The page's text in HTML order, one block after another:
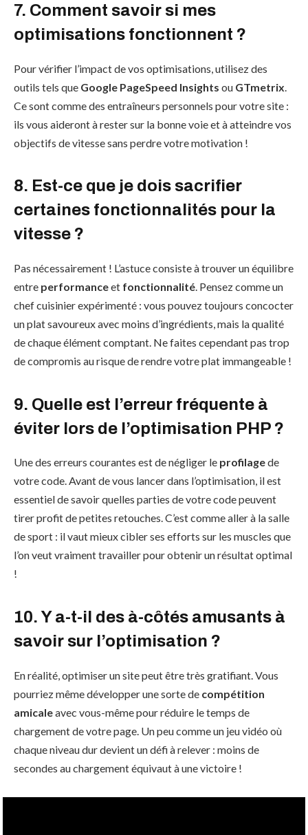
7. Comment savoir si mes
optimisations fonctionnent ?
Pour vérifier l’impact de vos optimisations, utilisez des
outils tels que Google PageSpeed Insights ou GTmetrix.
Ce sont comme des entraîneurs personnels pour votre site :
ils vous aideront à rester sur la bonne voie et à atteindre vos
objectifs de vitesse sans perdre votre motivation !
8. Est-ce que je dois sacrifier
certaines fonctionnalités pour la
vitesse ?
Pas nécessairement ! L’astuce consiste à trouver un équilibre
entre performanceet fonctionnalité. Pensez comme un
chef cuisinier expérimenté : vous pouvez toujours concocter
un plat savoureux avec moins d’ingrédients, mais la qualité
de chaque élément comptant. Ne faites cependant pas trop
de compromis au risque de rendre votre plat immangeable !
9. Quelle est l’erreur fréquente à
éviter lors de l’optimisation PHP ?
Une des erreurs courantes est de négliger le profilagede
votre code. Avant de vous lancer dans l’optimisation, il est
essentiel de savoir quelles parties de votre code peuvent
tirer profit de petites retouches. C’est comme aller à la salle
de sport : il vaut mieux cibler ses efforts sur les muscles que
l’on veut vraiment travailler pour obtenir un résultat optimal
!
10. Y a-t-il des à-côtés amusants à
savoir sur l’optimisation ?
En réalité, optimiser un site peut être très gratifiant. Vous
pourriez même développer une sorte de compétition
amicaleavec vous-même pour réduire le temps de
chargement de votre page. Un peu comme un jeu vidéo où
chaque niveau dur devient un défi à relever : moins de
secondes au chargement équivaut à une victoire !